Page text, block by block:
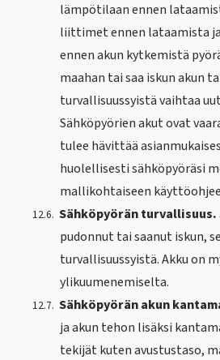
lämpötilaan ennen
liittimet ennen lataamista
ennen akun kytkemistä
maahan tai saa iskun akun
turvallisuussyistä vaihtaa
Sähköpyörien akut ovat
tulee hävittää
huolellisesti sähköpyöräsi
mallikohtaiseen
12.6. Sähköpyörän turvallisuus.
pudonnut tai saanut iskun,
turvallisuussyistä. Akku on
ylikuumenemiselta.
12.7. Sähköpyörän akun
ja akun tehon lisäksi
tekijät kuten avustustaso,